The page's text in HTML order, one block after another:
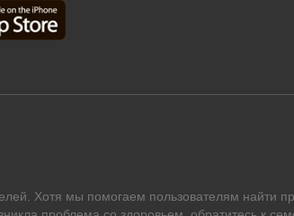
Хотя мы помогаем пользователям найти